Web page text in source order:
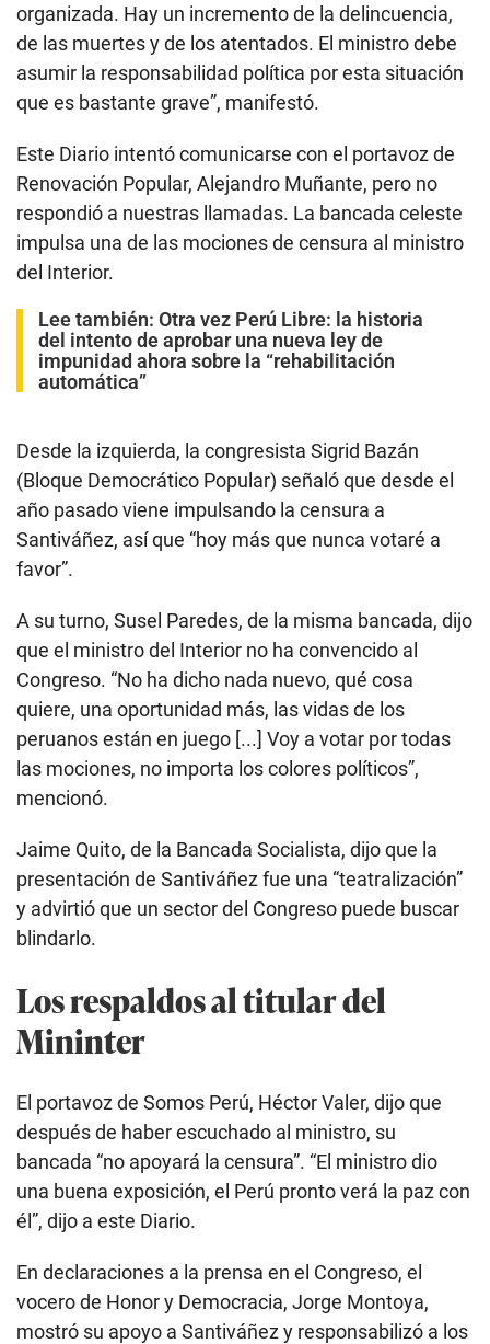
organizada. Hay un incremento de la delincuencia,
de las muertes y de los atentados. El ministro debe
asumir la responsabilidad política por esta situación
que es bastante grave”, manifestó.
Este Diario intentó comunicarse con el portavoz de
Renovación Popular, Alejandro Muñante, pero no
respondió a nuestras llamadas. La bancada celeste
impulsa una de las mociones de censura al ministro
del Interior.
Lee también: Otra vez Perú Libre: la historia
del intento de aprobar una nueva ley de
impunidad ahora sobre la “rehabilitación
automática”
Desde la izquierda, la congresista Sigrid Bazán
(Bloque Democrático Popular) señaló que desde el
año pasado viene impulsando la censura a
Santiváñez, así que “hoy más que nunca votaré a
favor”.
A su turno, Susel Paredes, de la misma bancada, dijo
que el ministro del Interior no ha convencido al
Congreso. “No ha dicho nada nuevo, qué cosa
quiere, una oportunidad más, las vidas de los
peruanos están en juego [...] Voy a votar por todas
las mociones, no importa los colores políticos”,
mencionó.
Jaime Quito, de la Bancada Socialista, dijo que la
presentación de Santiváñez fue una “teatralización”
y advirtió que un sector del Congreso puede buscar
blindarlo.
Los respaldos al titular del
Mininter
El portavoz de Somos Perú, Héctor Valer, dijo que
después de haber escuchado al ministro, su
bancada “no apoyará la censura”. “El ministro dio
una buena exposición, el Perú pronto verá la paz con
él”, dijo a este Diario.
En declaraciones a la prensa en el Congreso, el
vocero de Honor y Democracia, Jorge Montoya,
mostró su apoyo a Santiváñez y responsabilizó a los